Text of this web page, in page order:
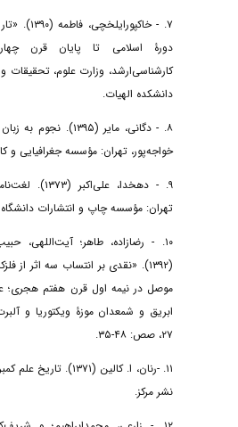
۷. -
دورۀ اسلامی تا پایان قرن
کارشناسی‌ارشد، وزارت علوم، تحقیقات و
دانشکده الهیات.
۸. - دگانی، مایر (۱۳۹۵).
خواجه‌پور، تهران: مؤسسه جغرافیایی و
۹. - دهخدا،
تهران: مؤسسه چاپ و انتشارات دانشگاه
۱۰. - رضا‌زاده، طاهر؛ آیت‌اللهی،
(۱۳۹۲). «نقدی بر انتساب سه اثر از
موصل در نیمه اول قرن هفتم هجری؛
ابریق و شمعدان موزۀ ویکتوریا و
۲۷، صص: ۴۸-۳۵.
۱۱. -رنان، ا. کالین (۱۳۷۱).
نشر مرکز.